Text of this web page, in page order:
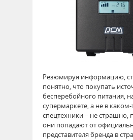
Резюмируя информацию,
понятно, что покупать
бесперебойного питания,
супермаркете, а не в
спецтехники – не страшно,
они попадают от
представителя бренда в